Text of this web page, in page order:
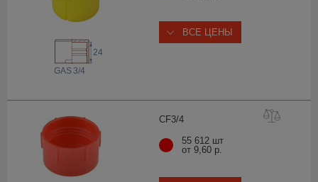
24
GAS 3/4
ВСЕ ЦЕНЫ
CF3/4
55 612 шт
от 9,60 р.